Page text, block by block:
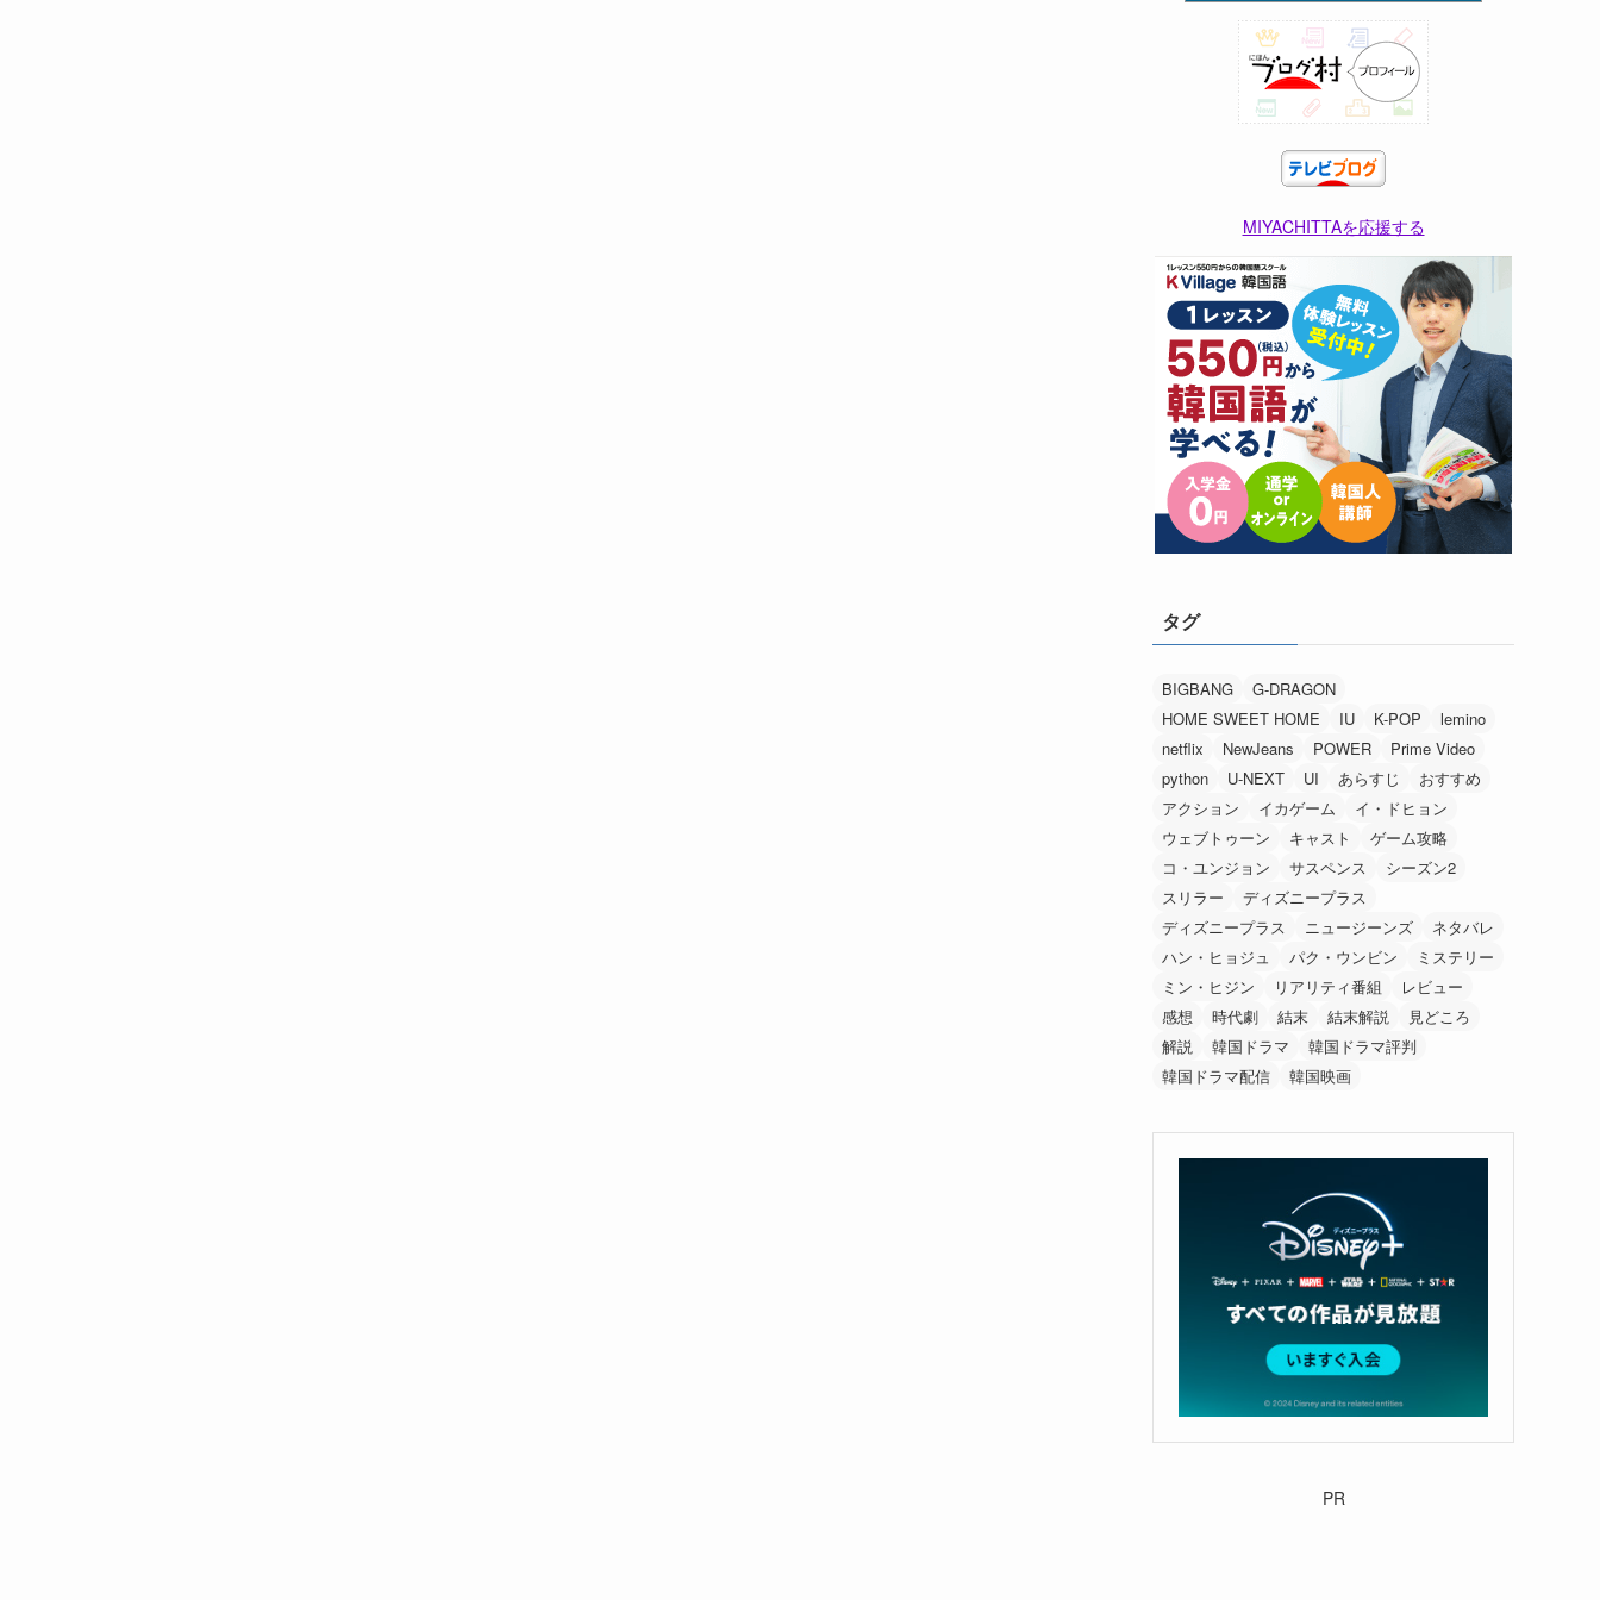
MIYACHITTAを応援する
タグ
BIGBANG
G-DRAGON
HOME SWEET HOME
IU K-POP
lemino
netflix
NewJeans POWER
Prime Video
python
U-NEXT UI あらすじ
おすすめ
アクション
イカゲーム
イ・ドヒョン
ウェブトゥーン
キャスト
ゲーム攻略
コ・ユンジョン
サスペンス
シーズン2
スリラー
ディズニープラス
ディズニープラス
ニュージーンズ
ネタバレ
ハン・ヒョジュ
パク・ウンビン
ミステリー
ミン・ヒジン
リアリティ番組
レビュー
感想
時代劇 結末 結末解説
見どころ
解説
韓国ドラマ
韓国ドラマ評判
韓国ドラマ配信
韓国映画
PR